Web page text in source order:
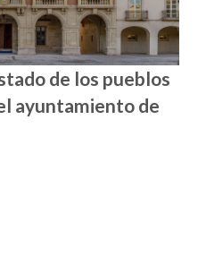
de los pueblos
ayuntamiento de